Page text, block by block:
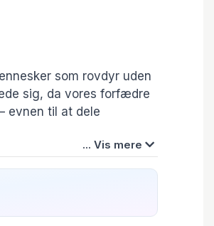
som rovdyr uden
sig, da vores forfædre
evnen til at dele
ændrede livets
om en lige
af genetisk og
sapiens og andre
... Vis mere